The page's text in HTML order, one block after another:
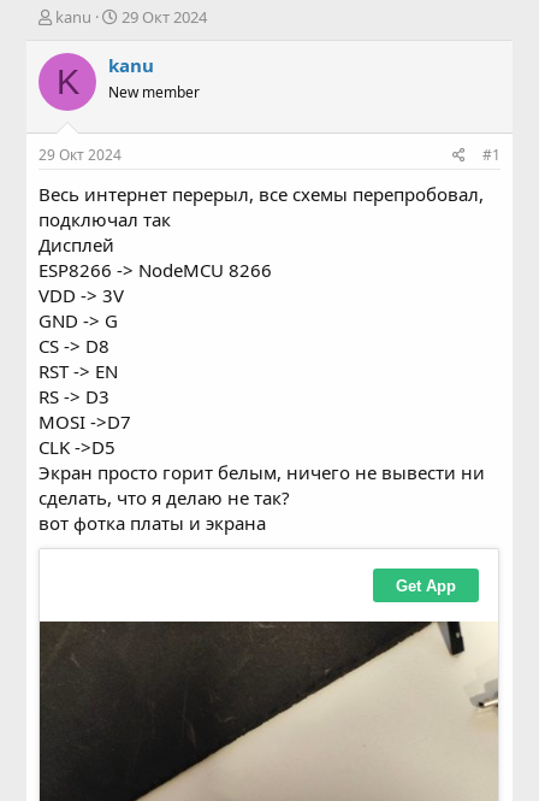
А
т
о
р
е
м
ы
kanu
Д
т
н
л
а
29 Окт 2024
K kanu
New member
29 Окт 2024 #1
Весь интернет перерыл, все схемы перепробовал,
подключал так
Дисплей
ESP8266 -> NodeMCU 8266
VDD -> 3V
GND -> G
CS -> D8
RST -> EN
RS -> D3
MOSI ->D7
CLK ->D5
Экран просто горит белым, ничего не вывести ни
сделать, что я делаю не так?
вот фотка платы и экрана